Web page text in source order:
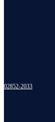
02852-2033